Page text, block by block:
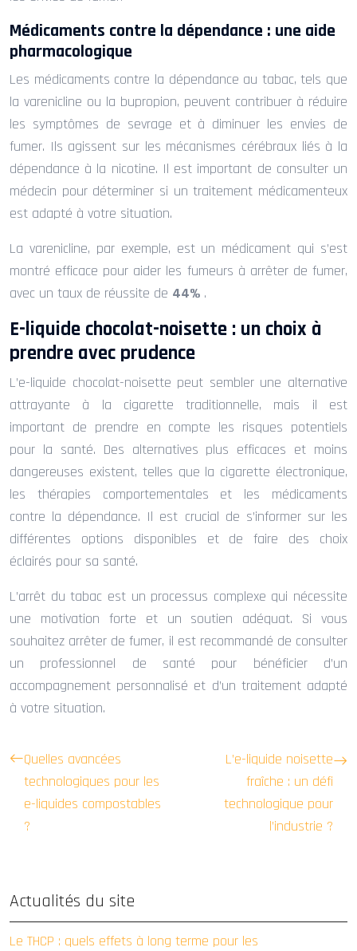
Médicaments contre la dépendance : une aide
pharmacologique
Les médicaments contre la dépendance au tabac, tels que
la varenicline ou la bupropion, peuvent contribuer à réduire
les symptômes de sevrage et à diminuer les envies de
fumer. Ils agissent sur les mécanismes cérébraux liés à la
dépendance à la nicotine. Il est important de consulter un
médecin pour déterminer si un traitement médicamenteux
est adapté à votre situation.
La varenicline, par exemple, est un médicament qui s’est
montré efficace pour aider les fumeurs à arrêter de fumer,
avec un taux de réussite de 44% .
E-liquide chocolat-noisette : un choix à
prendre avec prudence
L’e-liquide chocolat-noisette peut sembler une alternative
attrayante à la cigarette traditionnelle, mais il est
important de prendre en compte les risques potentiels
pour la santé. Des alternatives plus efficaces et moins
dangereuses existent, telles que la cigarette électronique,
les thérapies comportementales et les médicaments
contre la dépendance. Il est crucial de s’informer sur les
différentes options disponibles et de faire des choix
éclairés pour sa santé.
L’arrêt du tabac est un processus complexe qui nécessite
une motivation forte et un soutien adéquat. Si vous
souhaitez arrêter de fumer, il est recommandé de consulter
un professionnel de santé pour bénéficier d’un
accompagnement personnalisé et d’un traitement adapté
à votre situation.
Quelles avancées
technologiques pour les
e-liquides compostables
?
L’e-liquide noisette
fraîche : un défi
technologique pour
l’industrie ?
Actualités du site
Le THCP : quels effets à long terme pour les